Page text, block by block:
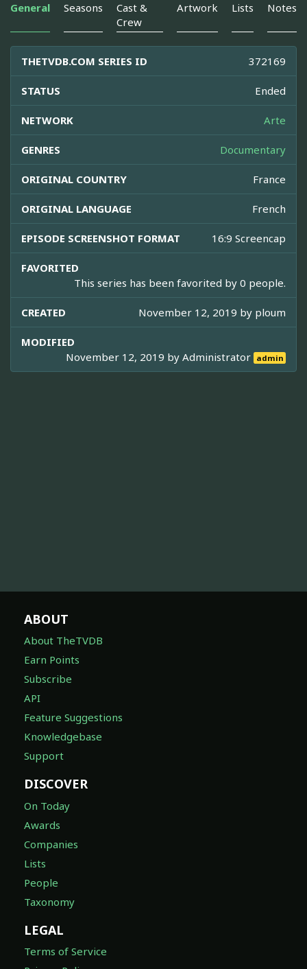
General Seasons
Cast &
Crew
Artwork Lists Notes
THETVDB.COM SERIES ID 372169
STATUS Ended
NETWORK Arte
GENRES Documentary
ORIGINAL COUNTRY France
ORIGINAL LANGUAGE French
EPISODE SCREENSHOT FORMAT 16:9 Screencap
FAVORITED
This series has been favorited by 0 people.
CREATED November 12, 2019 by ploum
MODIFIED
November 12, 2019 byAdministrator admin
ABOUT
About TheTVDB
Earn Points
Subscribe
API
Feature Suggestions
Knowledgebase
Support
DISCOVER
On Today
Awards
Companies
Lists
People
Taxonomy
LEGAL
Terms of Service